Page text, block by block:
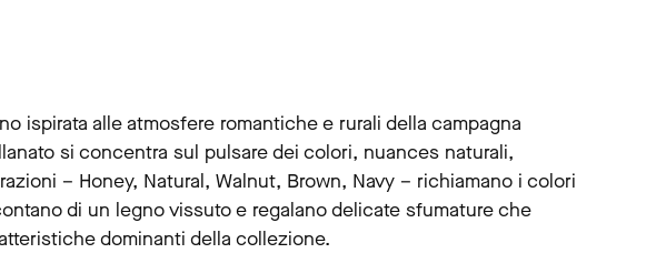
ispirata alle atmosfere romantiche e rurali della campagna
si concentra sul pulsare dei colori, nuances naturali,
– Honey, Natural, Walnut, Brown, Navy – richiamano i colori
di un legno vissuto e regalano delicate sfumature che
dominanti della collezione.